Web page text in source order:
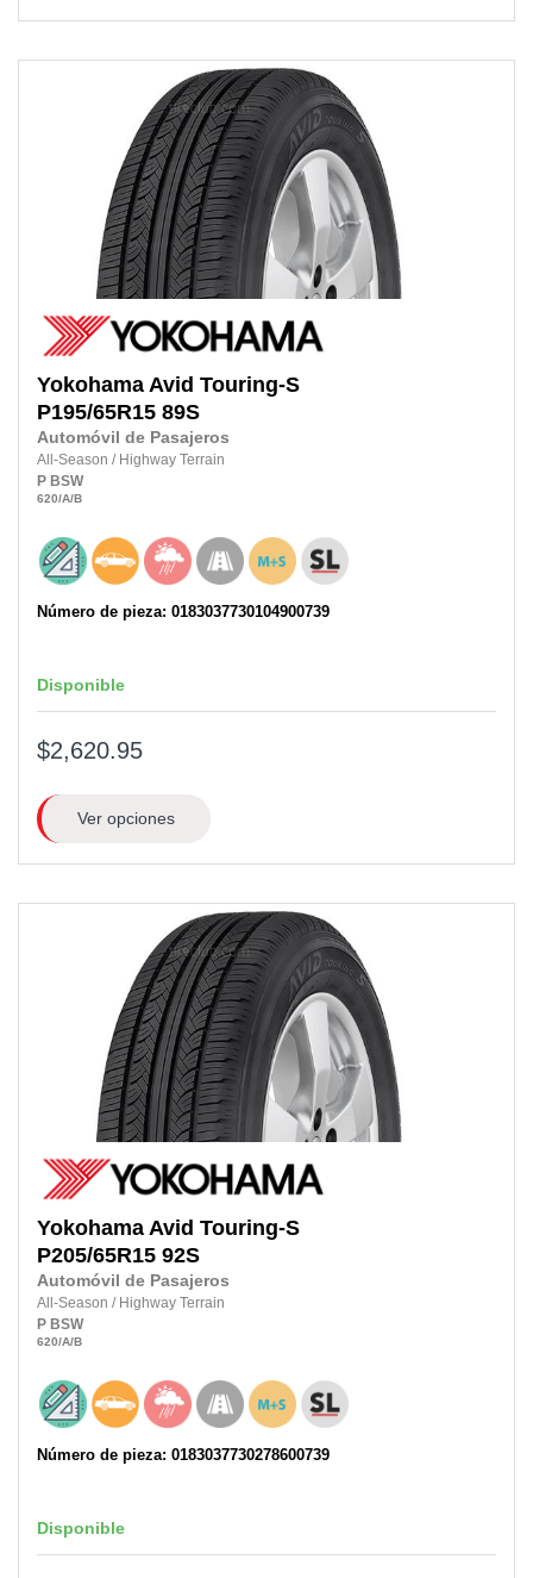
Yokohama Avid Touring-S
P195/65R15 89S
Automóvil de Pasajeros
All-Season / Highway Terrain
P BSW
620/A/B
Número de pieza: 0183037730104900739
Disponible
$2,620.95
Ver opciones
Yokohama Avid Touring-S
P205/65R15 92S
Automóvil de Pasajeros
All-Season / Highway Terrain
P BSW
620/A/B
Número de pieza: 0183037730278600739
Disponible